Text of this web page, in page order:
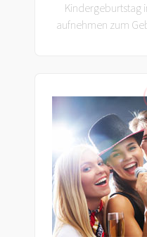
Kindergeburtstag
aufnehmen zum